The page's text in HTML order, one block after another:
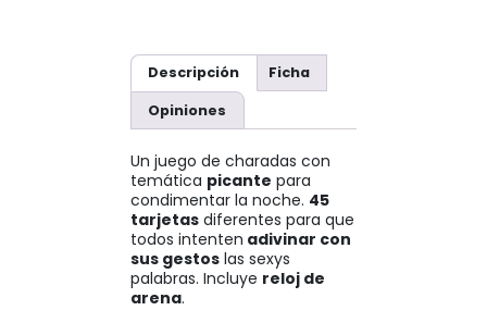
Descripción Ficha
Opiniones
Un juego de charadas con
temática picante para
condimentar la noche. 45
tarjetas diferentes para que
todos intenten adivinar con
sus gestos las sexys
palabras. Incluye reloj de
arena.